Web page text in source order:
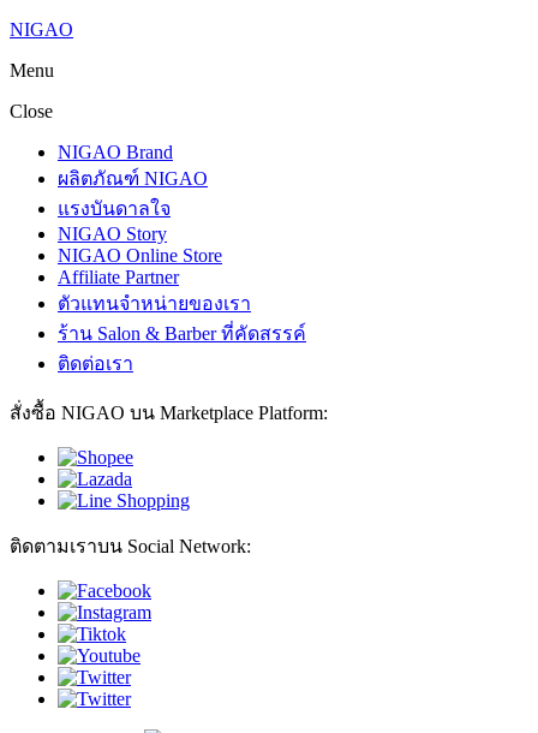
NIGAO
Menu
Close
NIGAO Brand
ผลิตภัณฑ์ NIGAO
แรงบันดาลใจ
NIGAO Story
NIGAO Online Store
Affiliate Partner
ตัวแทนจำหน่ายของเรา
ร้าน Salon & Barber ที่คัดสรรค์
ติดต่อเรา
สั่งซื้อ NIGAO บน Marketplace Platform:
ติดตามเราบน Social Network: